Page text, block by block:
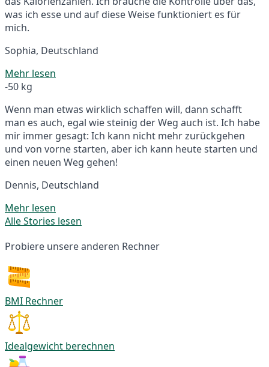
was ich esse und auf diese Weise funktioniert es für
mich.
Sophia, Deutschland
Mehr lesen
-50 kg
Wenn man etwas wirklich schaffen will, dann schafft
man es auch, egal wie steinig der Weg auch ist. Ich habe
mir immer gesagt: Ich kann nicht mehr zurückgehen
und von vorne starten, aber ich kann heute starten und
einen neuen Weg gehen!
Dennis, Deutschland
Mehr lesen
Alle Stories lesen
Probiere unsere anderen Rechner
BMI Rechner
Idealgewicht berechnen